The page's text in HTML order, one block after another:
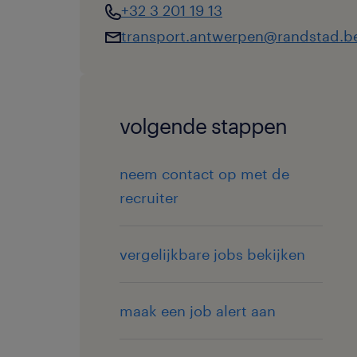
+32 3 201 19 13
volgende stappen
neem contact op met de
recruiter
vergelijkbare jobs bekijken
maak een job alert aan